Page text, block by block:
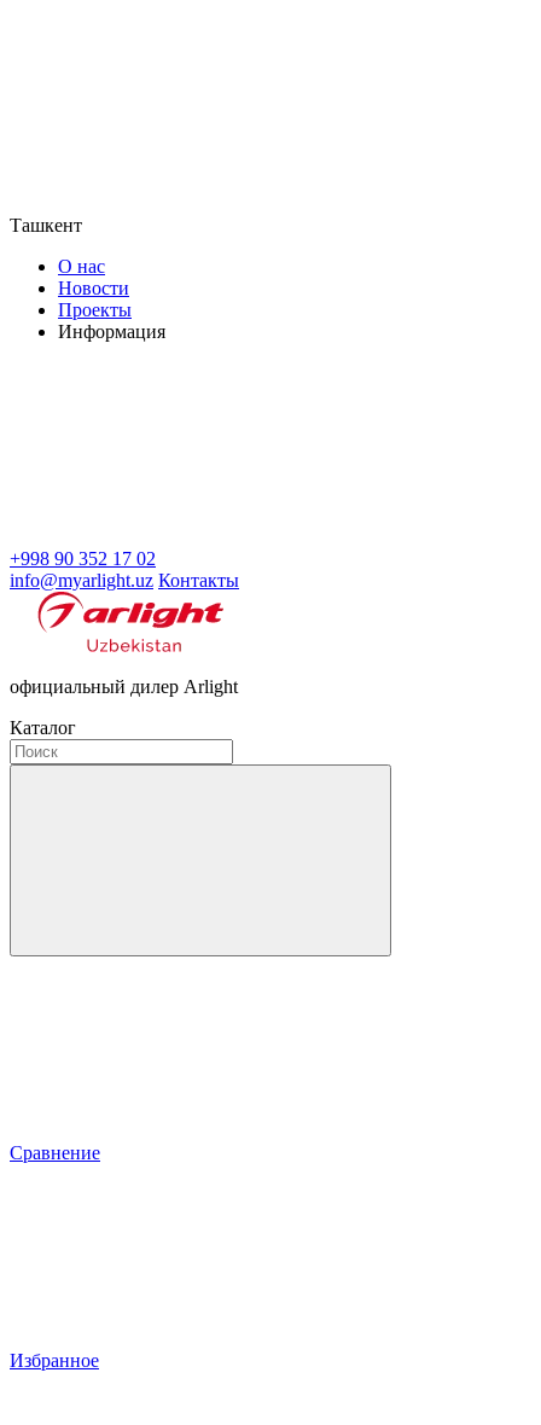
Ташкент
О нас
Новости
Проекты
Информация
+998 90 352 17 02
info@myarlight.uz Контакты
официальный дилер Arlight
Каталог
Сравнение
Избранное